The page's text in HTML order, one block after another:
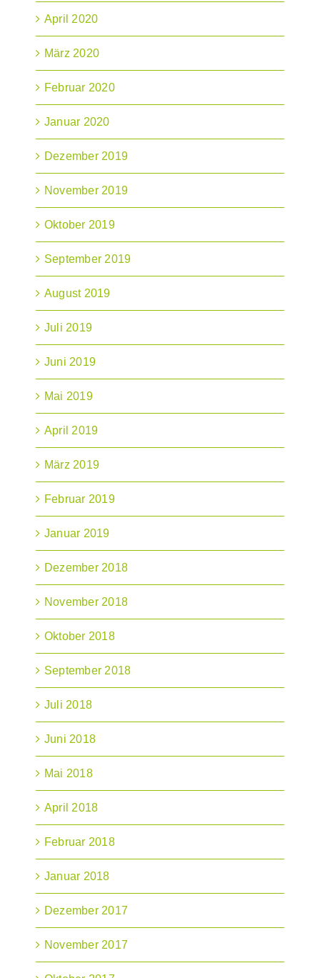
April 2020
März 2020
Februar 2020
Januar 2020
Dezember 2019
November 2019
Oktober 2019
September 2019
August 2019
Juli 2019
Juni 2019
Mai 2019
April 2019
März 2019
Februar 2019
Januar 2019
Dezember 2018
November 2018
Oktober 2018
September 2018
Juli 2018
Juni 2018
Mai 2018
April 2018
Februar 2018
Januar 2018
Dezember 2017
November 2017